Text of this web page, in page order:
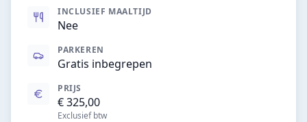
INCLUSIEF MAALTIJD
Nee
PARKEREN
Gratis inbegrepen
PRIJS
€ 325,00
Exclusief btw